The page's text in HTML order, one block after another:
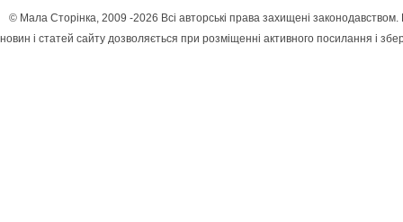
© Мала Сторінка, 2009 -2026 Всі авторські права захищені
новин і статей сайту дозволяється при розміщенні активного посилання і